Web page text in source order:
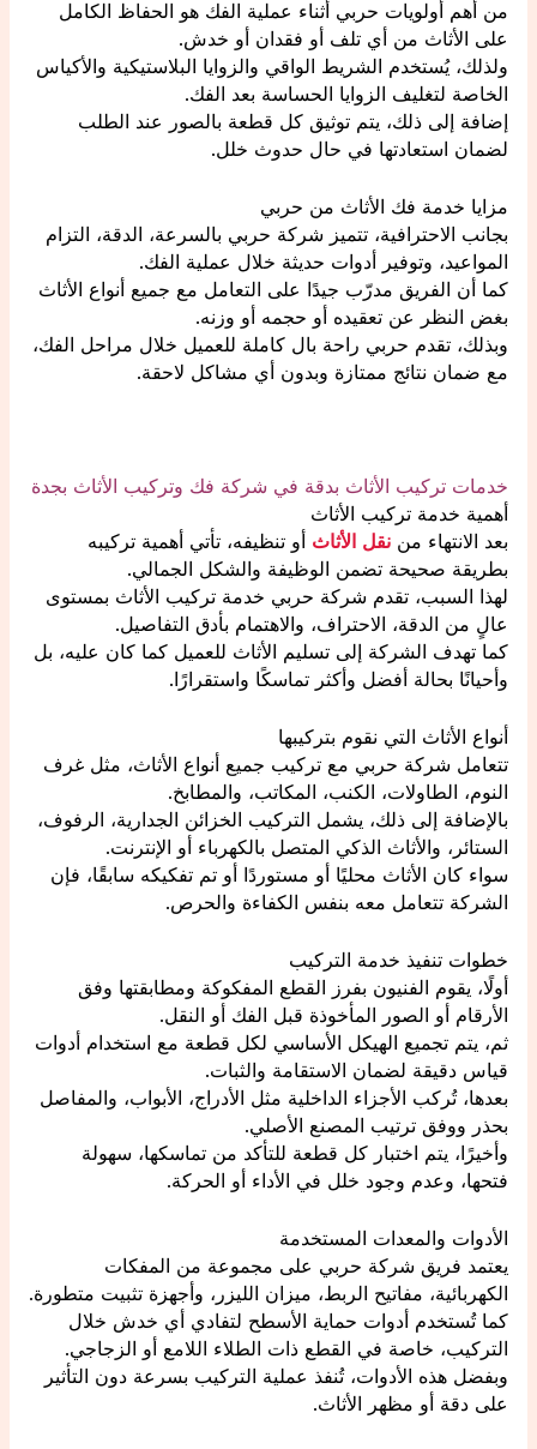
من أهم أولويات حربي أثناء عملية الفك هو الحفاظ الكامل
على الأثاث من أي تلف أو فقدان أو خدش.
ولذلك، يُستخدم الشريط الواقي والزوايا البلاستيكية والأكياس
الخاصة لتغليف الزوايا الحساسة بعد الفك.
إضافة إلى ذلك، يتم توثيق كل قطعة بالصور عند الطلب
لضمان استعادتها في حال حدوث خلل.
مزايا خدمة فك الأثاث من حربي
بجانب الاحترافية، تتميز شركة حربي بالسرعة، الدقة، التزام
المواعيد، وتوفير أدوات حديثة خلال عملية الفك.
كما أن الفريق مدرّب جيدًا على التعامل مع جميع أنواع الأثاث
بغض النظر عن تعقيده أو حجمه أو وزنه.
وبذلك، تقدم حربي راحة بال كاملة للعميل خلال مراحل الفك،
مع ضمان نتائج ممتازة وبدون أي مشاكل لاحقة.
خدمات تركيب الأثاث بدقة في شركة فك وتركيب الأثاث بجدة
أهمية خدمة تركيب الأثاث
بعد الانتهاء من نقل الأثاث أو تنظيفه، تأتي أهمية تركيبه
بطريقة صحيحة تضمن الوظيفة والشكل الجمالي.
لهذا السبب، تقدم شركة حربي خدمة تركيب الأثاث بمستوى
عالٍ من الدقة، الاحتراف، والاهتمام بأدق التفاصيل.
كما تهدف الشركة إلى تسليم الأثاث للعميل كما كان عليه، بل
وأحيانًا بحالة أفضل وأكثر تماسكًا واستقرارًا.
أنواع الأثاث التي نقوم بتركيبها
تتعامل شركة حربي مع تركيب جميع أنواع الأثاث، مثل غرف
النوم، الطاولات، الكنب، المكاتب، والمطابخ.
بالإضافة إلى ذلك، يشمل التركيب الخزائن الجدارية، الرفوف،
الستائر، والأثاث الذكي المتصل بالكهرباء أو الإنترنت.
سواء كان الأثاث محليًا أو مستوردًا أو تم تفكيكه سابقًا، فإن
الشركة تتعامل معه بنفس الكفاءة والحرص.
خطوات تنفيذ خدمة التركيب
أولًا، يقوم الفنيون بفرز القطع المفكوكة ومطابقتها وفق
الأرقام أو الصور المأخوذة قبل الفك أو النقل.
ثم، يتم تجميع الهيكل الأساسي لكل قطعة مع استخدام أدوات
قياس دقيقة لضمان الاستقامة والثبات.
بعدها، تُركب الأجزاء الداخلية مثل الأدراج، الأبواب، والمفاصل
بحذر ووفق ترتيب المصنع الأصلي.
وأخيرًا، يتم اختبار كل قطعة للتأكد من تماسكها، سهولة
فتحها، وعدم وجود خلل في الأداء أو الحركة.
الأدوات والمعدات المستخدمة
يعتمد فريق شركة حربي على مجموعة من المفكات
الكهربائية، مفاتيح الربط، ميزان الليزر، وأجهزة تثبيت متطورة.
كما تُستخدم أدوات حماية الأسطح لتفادي أي خدش خلال
التركيب، خاصة في القطع ذات الطلاء اللامع أو الزجاجي.
وبفضل هذه الأدوات، تُنفذ عملية التركيب بسرعة دون التأثير
على دقة أو مظهر الأثاث.